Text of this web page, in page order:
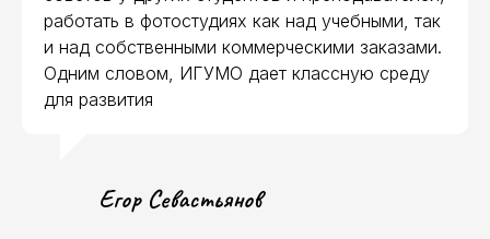
работать в фотостудиях как над учебными, так
и над собственными коммерческими заказами.
Одним словом, ИГУМО дает классную среду
для развития
Егор Севастьянов
Askona